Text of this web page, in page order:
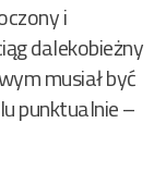
i
dalekobieżny
musiał być
punktualnie –